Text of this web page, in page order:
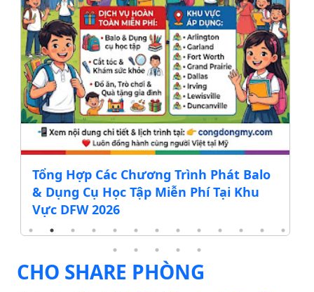
Tổng Hợp Các Chương Trình Phát Balo
& Dụng Cụ Học Tập Miễn Phí Tại Khu
Vực DFW 2026
CHO SHARE PHÒNG